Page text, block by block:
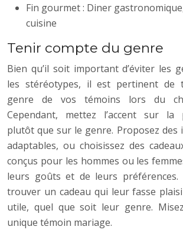
Fin gourmet : Diner
cuisine
Tenir compte du genre
Bien qu’il soit important d’éviter les
les stéréotypes, il est pertinent de
genre de vos témoins lors du
Cependant, mettez l’accent sur la
plutôt que sur le genre. Proposez des
adaptables, ou choisissez des
conçus pour les hommes ou les
leurs goûts et de leurs préférences.
trouver un cadeau qui leur fasse
utile, quel que soit leur genre.
unique témoin mariage.